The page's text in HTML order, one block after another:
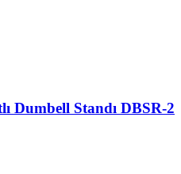
Dumbell Standı DBSR-2